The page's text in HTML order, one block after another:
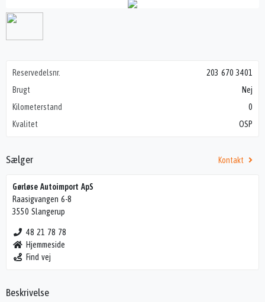
Reservedelsnr.
203 670 3401
Brugt
Nej
Kilometerstand
0
Kvalitet
OSP
Sælger Kontakt
Gørløse Autoimport ApS
Raasigvangen 6-8
3550 Slangerup
48 21 78 78
Hjemmeside
Find vej
Beskrivelse